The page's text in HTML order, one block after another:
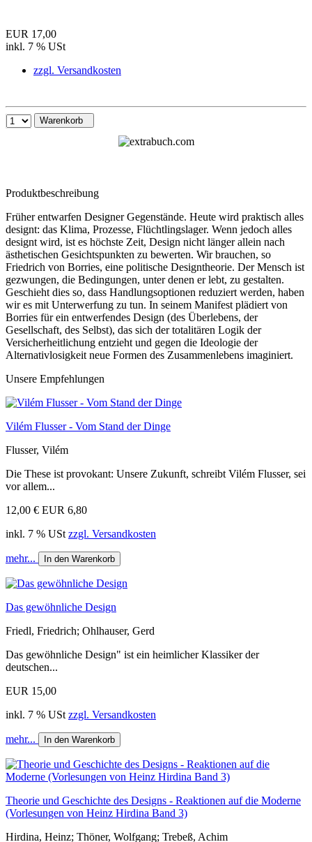
EUR 17,00
inkl. 7 % USt
zzgl. Versandkosten
Warenkorb
Produktbeschreibung
Früher entwarfen Designer Gegenstände. Heute wird praktisch alles
designt: das Klima, Prozesse, Flüchtlingslager. Wenn jedoch alles
designt wird, ist es höchste Zeit, Design nicht länger allein nach
ästhetischen Gesichtspunkten zu bewerten. Wir brauchen, so
Friedrich von Borries, eine politische Designtheorie. Der Mensch ist
gezwungen, die Bedingungen, unter denen er lebt, zu gestalten.
Geschieht dies so, dass Handlungsoptionen reduziert werden, haben
wir es mit Unterwerfung zu tun. In seinem Manifest plädiert von
Borries für ein entwerfendes Design (des Überlebens, der
Gesellschaft, des Selbst), das sich der totalitären Logik der
Versicherheitlichung entzieht und gegen die Ideologie der
Alternativlosigkeit neue Formen des Zusammenlebens imaginiert.
Unsere Empfehlungen
Vilém Flusser - Vom Stand der Dinge
Flusser, Vilém
Die These ist provokant: Unsere Zukunft, schreibt Vilém Flusser, sei
vor allem...
12,00 € EUR 6,80
inkl. 7 % USt zzgl. Versandkosten
mehr... In den Warenkorb
Das gewöhnliche Design
Friedl, Friedrich; Ohlhauser, Gerd
Das gewöhnliche Design" ist ein heimlicher Klassiker der
deutschen...
EUR 15,00
inkl. 7 % USt zzgl. Versandkosten
mehr... In den Warenkorb
Theorie und Geschichte des Designs - Reaktionen auf die Moderne
(Vorlesungen von Heinz Hirdina Band 3)
Hirdina, Heinz; Thöner, Wolfgang; Trebeß, Achim